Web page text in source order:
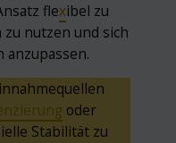
flexibel zu
nutzen und sich
oder
Stabilität zu